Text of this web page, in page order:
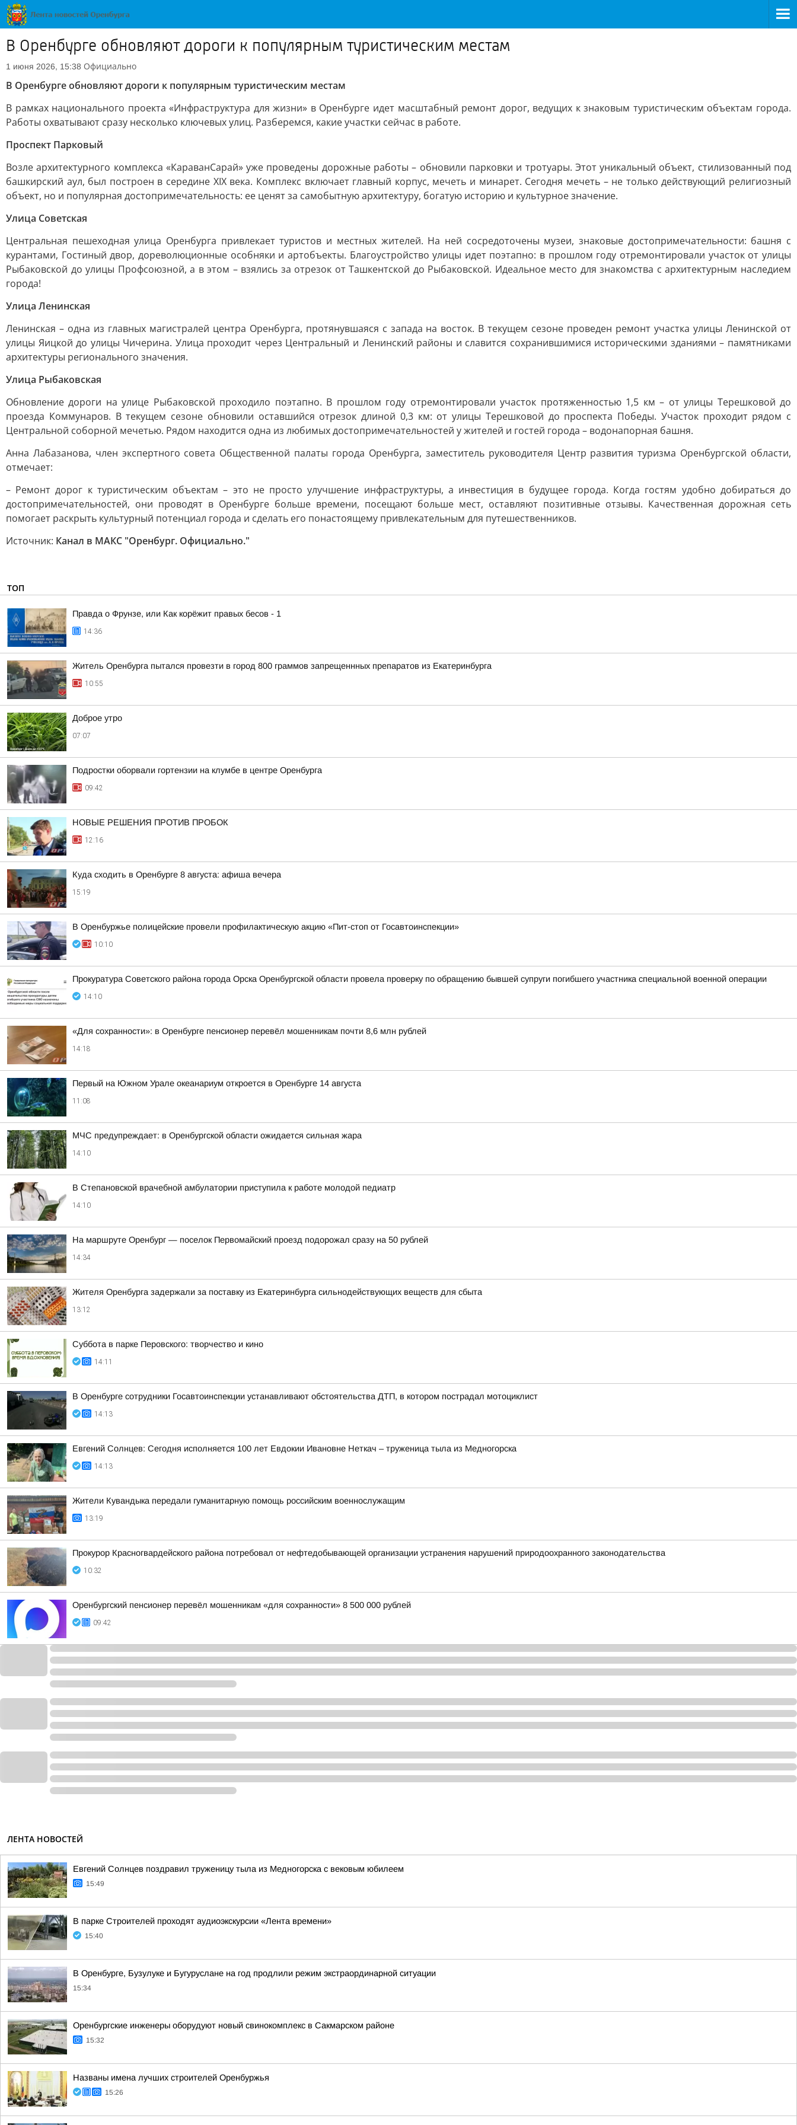
В Оренбурге обновляют дороги к популярным туристическим местам
1 июня 2026, 15:38 Официально
В Оренбурге обновляют дороги к популярным туристическим местам
В рамках национального проекта «Инфраструктура для жизни» в Оренбурге идет масштабный ремонт дорог, ведущих к знаковым туристическим объектам города.
Работы охватывают сразу несколько ключевых улиц. Разберемся, какие участки сейчас в работе.
Проспект Парковый
Возле архитектурного комплекса «КараванСарай» уже проведены дорожные работы – обновили парковки и тротуары. Этот уникальный объект, стилизованный под
башкирский аул, был построен в середине XIX века. Комплекс включает главный корпус, мечеть и минарет. Сегодня мечеть – не только действующий религиозный
объект, но и популярная достопримечательность: ее ценят за самобытную архитектуру, богатую историю и культурное значение.
Улица Советская
Центральная пешеходная улица Оренбурга привлекает туристов и местных жителей. На ней сосредоточены музеи, знаковые достопримечательности: башня с
курантами, Гостиный двор, дореволюционные особняки и артобъекты. Благоустройство улицы идет поэтапно: в прошлом году отремонтировали участок от улицы
Рыбаковской до улицы Профсоюзной, а в этом – взялись за отрезок от Ташкентской до Рыбаковской. Идеальное место для знакомства с архитектурным наследием
города!
Улица Ленинская
Ленинская – одна из главных магистралей центра Оренбурга, протянувшаяся с запада на восток. В текущем сезоне проведен ремонт участка улицы Ленинской от
улицы Яицкой до улицы Чичерина. Улица проходит через Центральный и Ленинский районы и славится сохранившимися историческими зданиями – памятниками
архитектуры регионального значения.
Улица Рыбаковская
Обновление дороги на улице Рыбаковской проходило поэтапно. В прошлом году отремонтировали участок протяженностью 1,5 км – от улицы Терешковой до
проезда Коммунаров. В текущем сезоне обновили оставшийся отрезок длиной 0,3 км: от улицы Терешковой до проспекта Победы. Участок проходит рядом с
Центральной соборной мечетью. Рядом находится одна из любимых достопримечательностей у жителей и гостей города – водонапорная башня.
Анна Лабазанова, член экспертного совета Общественной палаты города Оренбурга, заместитель руководителя Центр развития туризма Оренбургской области,
отмечает:
– Ремонт дорог к туристическим объектам – это не просто улучшение инфраструктуры, а инвестиция в будущее города. Когда гостям удобно добираться до
достопримечательностей, они проводят в Оренбурге больше времени, посещают больше мест, оставляют позитивные отзывы. Качественная дорожная сеть
помогает раскрыть культурный потенциал города и сделать его понастоящему привлекательным для путешественников.
Источник: Канал в МАКС "Оренбург. Официально."
ТОП
Правда о Фрунзе, или Как корёжит правых бесов - 1
14:36
Житель Оренбурга пытался провезти в город 800 граммов запрещеннных препаратов из Екатеринбурга
10:55
Доброе утро
07:07
Подростки оборвали гортензии на клумбе в центре Оренбурга
09:42
НОВЫЕ РЕШЕНИЯ ПРОТИВ ПРОБОК
12:16
Куда сходить в Оренбурге 8 августа: афиша вечера
15:19
В Оренбуржье полицейские провели профилактическую акцию «Пит-стоп от Госавтоинспекции»
10:10
Прокуратура Советского района города Орска Оренбургской области провела проверку по обращению бывшей супруги погибшего участника специальной военной операции
14:10
«Для сохранности»: в Оренбурге пенсионер перевёл мошенникам почти 8,6 млн рублей
14:18
Первый на Южном Урале океанариум откроется в Оренбурге 14 августа
11:08
МЧС предупреждает: в Оренбургской области ожидается сильная жара
14:10
В Степановской врачебной амбулатории приступила к работе молодой педиатр
14:10
На маршруте Оренбург — поселок Первомайский проезд подорожал сразу на 50 рублей
14:34
Жителя Оренбурга задержали за поставку из Екатеринбурга сильнодействующих веществ для сбыта
13:12
Суббота в парке Перовского: творчество и кино
14:11
В Оренбурге сотрудники Госавтоинспекции устанавливают обстоятельства ДТП, в котором пострадал мотоциклист
14:13
Евгений Солнцев: Сегодня исполняется 100 лет Евдокии Ивановне Неткач – труженица тыла из Медногорска
14:13
Жители Кувандыка передали гуманитарную помощь российским военнослужащим
13:19
Прокурор Красногвардейского района потребовал от нефтедобывающей организации устранения нарушений природоохранного законодательства
10:32
Оренбургский пенсионер перевёл мошенникам «для сохранности» 8 500 000 рублей
09:42
ЛЕНТА НОВОСТЕЙ
Евгений Солнцев поздравил труженицу тыла из Медногорска с вековым юбилеем
15:49
В парке Строителей проходят аудиоэкскурсии «Лента времени»
15:40
В Оренбурге, Бузулуке и Бугуруслане на год продлили режим экстраординарной ситуации
15:34
Оренбургские инженеры оборудуют новый свинокомплекс в Сакмарском районе
15:32
Названы имена лучших строителей Оренбуржья
15:26